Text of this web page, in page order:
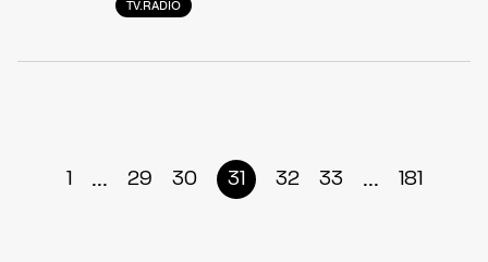
TV.RADIO
1 ... 29 30 31 32 33 ... 181